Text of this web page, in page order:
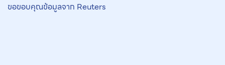
ขอขอบคุณข้อมูลจาก Reuters